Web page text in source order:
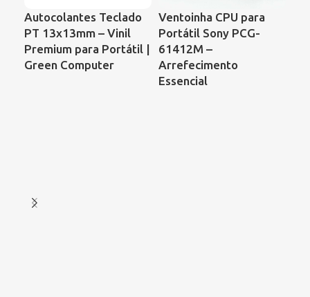
Autocolantes Teclado
PT 13x13mm – Vinil
Premium para Portátil |
Green Computer
Ventoinha CPU para
Portátil Sony PCG-
61412M –
Arrefecimento
Essencial